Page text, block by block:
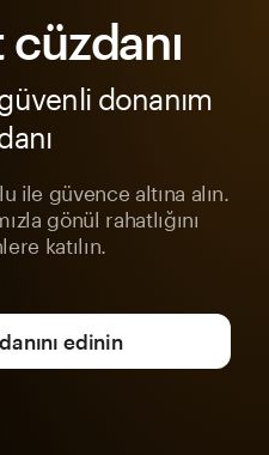
donanım
ile güvence altına alın.
gönül rahatlığını
katılın.
edinin